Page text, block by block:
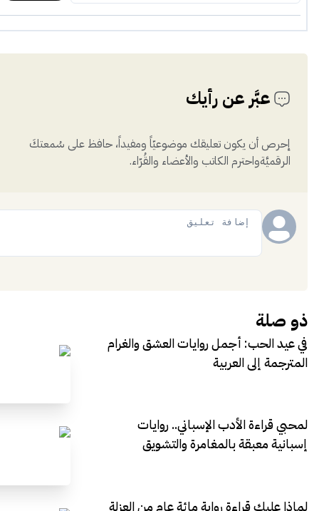
عبَّر عن رأيك
إحرص أن يكون تعليقك موضوعيّاً ومفيداً، حافظ على سُمعتكَ
الرقميَّةواحترم الكاتب والأعضاء والقُرّاء.
ذو صلة
في عيد الحب: أجمل روايات العشق والغرام
المترجمة إلى العربية
لمحبي قراءة الأدب الإسباني.. روايات
إسبانية معبقة بالمغامرة والتشويق
لماذا عليك قراءة رواية مائة عام من العزلة